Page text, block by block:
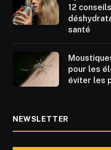
12
santé
pour les
éviter les
NEWSLETTER